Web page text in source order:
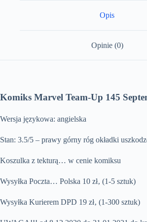
Opis
Opinie (0)
Komiks Marvel Team-Up 145
Wersja językowa: angielska
Stan: 3.5/5 – prawy górny róg okładki
Koszulka z tekturą… w cenie komiksu
Wysyłka Poczta… Polska 10 zł‚ (1-5 sztuk)
Wysyłka Kurierem DPD 19 zł‚ (1-300 sztuk)